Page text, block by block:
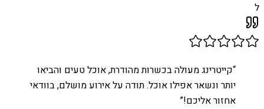
ל
“קייטרינג מעולה בכשרות מהודרת, אוכל טעים והביאו
יותר ונשאר אפילו אוכל. תודה על אירוע מושלם, בוודאי
אחזור אליכם!”